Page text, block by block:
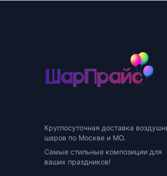
Круглосуточная доставка
шаров по Москве и МО.
Самые стильные композиции для
ваших праздников!